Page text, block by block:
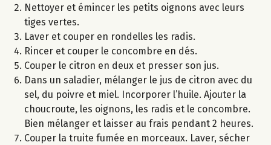
Nettoyer et émincer les petits oignons avec leurs
tiges vertes.
Laver et couper en rondelles les radis.
Rincer et couper le concombre en dés.
Couper le citron en deux et presser son jus.
Dans un saladier, mélanger le jus de citron avec du
sel, du poivre et miel. Incorporer l’huile. Ajouter la
choucroute, les oignons, les radis et le concombre.
Bien mélanger et laisser au frais pendant 2 heures.
Couper la truite fumée en morceaux. Laver, sécher